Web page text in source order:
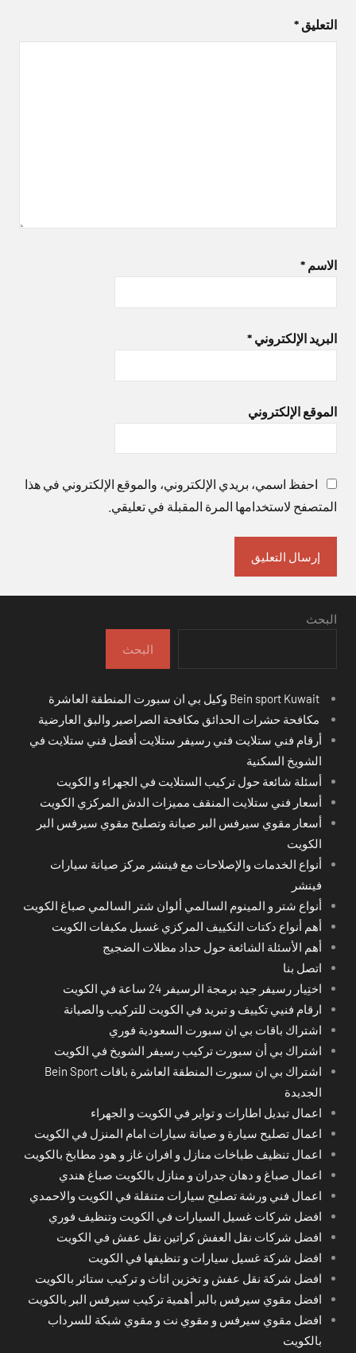
التعليق *
الاسم *
البريد الإلكتروني *
الموقع الإلكتروني
احفظ اسمي، بريدي الإلكتروني، والموقع الإلكتروني في هذا
المتصفح لاستخدامها المرة المقبلة في تعليقي.
البحث
البحث
مكافحة حشرات الحدائق مكافحة الصراصير والبق العارضية
أرقام فني ستلايت فني رسيفر ستلايت أفضل فني ستلايت في
الشويخ السكنية
أسئلة شائعة حول تركيب الستلايت في الجهراء و الكويت
أسعار فني ستلايت المنقف مميزات الدش المركزي الكويت
أسعار مقوي سيرفس البر صيانة وتصليح مقوي سيرفس البر
الكويت
أنواع الخدمات والإصلاحات مع فينشر مركز صيانة سيارات
فينشر
أنواع شتر و المينوم السالمي ألوان شتر السالمي صباغ الكويت
أهم أنواع دكتات التكييف المركزي غسيل مكيفات الكويت
أهم الأسئلة الشائعة حول حداد مظلات الضجيج
اتصل بنا
اختِيار رسيفر جيد برمجة الرسيفر 24 ساعة في الكويت
ارقام فنيي تكييف و تبريد في الكويت للتركيب والصيانة
اشتراك باقات بي ان سبورت السعودية فوري
اشتراك بي أن سبورت تركيب رسيفر الشويخ في الكويت
اشتراك بي ان سبورت المنطقة العاشرة باقات Bein Sport
الجديدة
اعمال تبديل اطارات و تواير في الكويت و الجهراء
اعمال تصليح سيارة و صيانة سيارات امام المنزل في الكويت
اعمال تنظيف طباخات منازل و افران غاز و هود مطابخ بالكويت
اعمال صباغ و دهان جدران و منازل بالكويت صباغ هندي
اعمال فني ورشة تصليح سيارات متنقلة في الكويت والاحمدي
افضل شركات غسيل السيارات في الكويت وتنظيف فوري
افضل شركات نقل العفش كراتين نقل عفش في الكويت
افضل شركة غسيل سيارات و تنظيفها في الكويت
افضل شركة نقل عفش و تخزين اثاث و تركيب ستائر بالكويت
افضل مقوي سيرفس بالبر أهمية تركيب سيرفس البر بالكويت
افضل مقوي سيرفس و مقوي نت و مقوي شبكة للسرداب
بالكويت